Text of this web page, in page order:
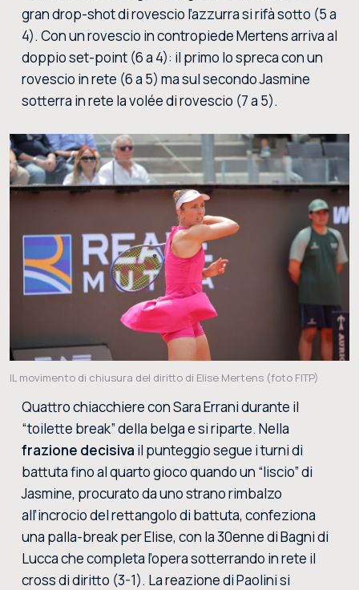
gran drop-shot di rovescio l’azzurra si rifà sotto (5 a
4). Con un rovescio in contropiede Mertens arriva al
doppio set-point (6 a 4): il primo lo spreca con un
rovescio in rete (6 a 5) ma sul secondo Jasmine
sotterra in rete la volée di rovescio (7 a 5).
IL movimento di chiusura del diritto di Elise Mertens (foto FITP)
Quattro chiacchiere con Sara Errani durante il
“toilette break” della belga e si riparte. Nella
frazione decisiva il punteggio segue i turni di
battuta fino al quarto gioco quando un “liscio” di
Jasmine, procurato da uno strano rimbalzo
all’incrocio del rettangolo di battuta, confeziona
una palla-break per Elise, con la 30enne di Bagni di
Lucca che completa l’opera sotterrando in rete il
cross di diritto (3-1). La reazione di Paolini si